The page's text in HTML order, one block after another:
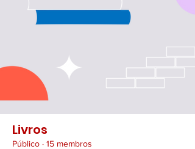
Livros
Público · 15 membros